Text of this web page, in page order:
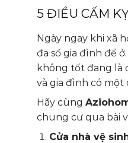
5 ĐIỀU CẤM
Ngày ngay khi xã
đa số gia đình để
không tốt đang là
và gia đình có một
Hãy cùng
chung cư qua bài
Cửa nhà vệ